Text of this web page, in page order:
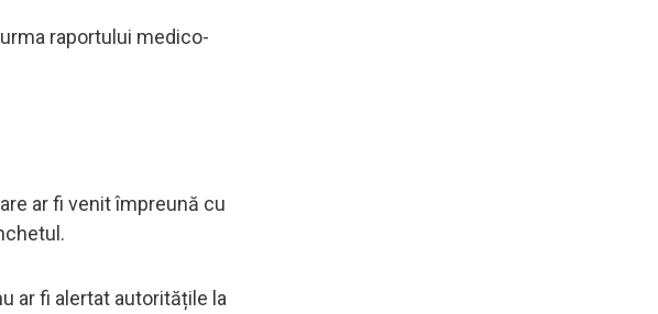
raportului medico-
ar fi venit împreună cu
ar fi alertat autoritățile la